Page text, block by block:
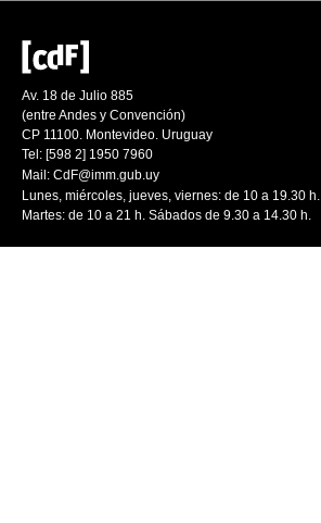
Av. 18 de Julio 885
(entre Andes y Convención)
CP 11100. Montevideo. Uruguay
Tel: [598 2] 1950 7960
Mail: CdF@imm.gub.uy
Lunes, miércoles, jueves, viernes: de 10 a 19.30 h.
Martes: de 10 a 21 h. Sábados de 9.30 a 14.30 h.